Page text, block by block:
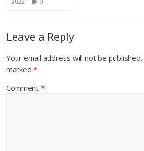
2022
0
Leave a Reply
Your email address will not be published.
marked*
Comment*